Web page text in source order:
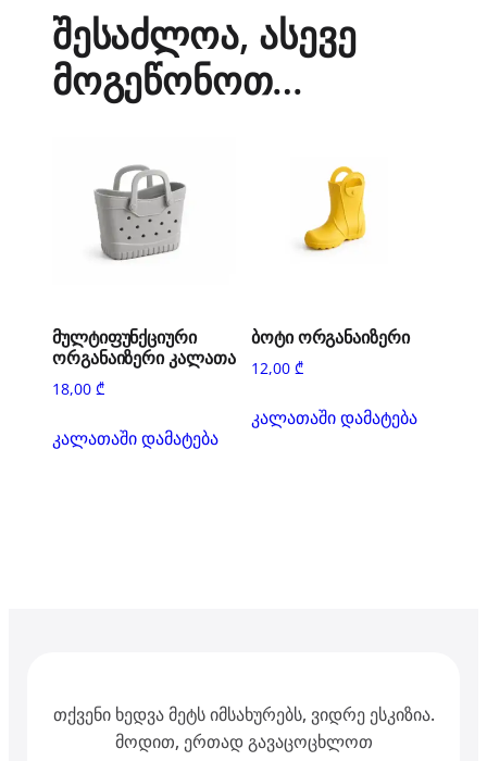
შესაძლოა, ასევე
მოგეწონოთ…
მულტიფუნქციური
ორგანაიზერი კალათა
18,00 ₾
კალათაში დამატება
ბოტი ორგანაიზერი
12,00 ₾
კალათაში დამატება
თქვენი ხედვა მეტს იმსახურებს, ვიდრე ესკიზია.
მოდით, ერთად გავაცოცხლოთ